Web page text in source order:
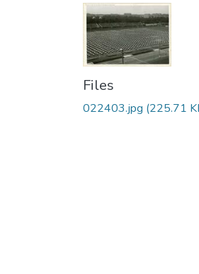
Files
022403.jpg (225.71